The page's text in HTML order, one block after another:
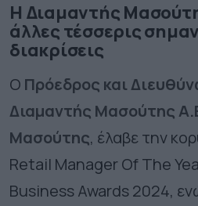
Η Διαμαντής
άλλες τέσσερις
διακρίσεις
Ο Πρόεδρος και
Διαμαντής Μασούτης
Μασούτης, έλαβε την
Retail Manager Of The
Business Awards 2024,